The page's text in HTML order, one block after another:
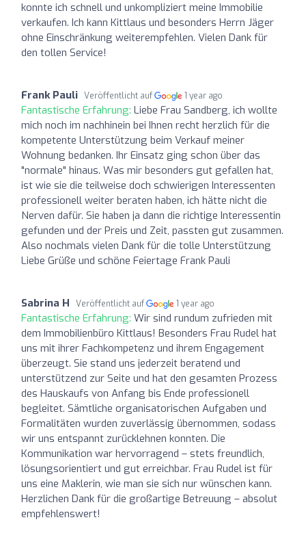
konnte ich schnell und unkompliziert meine Immobilie
verkaufen. Ich kann Kittlaus und besonders Herrn Jäger
ohne Einschränkung weiterempfehlen. Vielen Dank für
den tollen Service!
Frank Pauli Veröffentlicht auf 1 year ago
Fantastische Erfahrung: Liebe Frau Sandberg, ich wollte
mich noch im nachhinein bei Ihnen recht herzlich für die
kompetente Unterstützung beim Verkauf meiner
Wohnung bedanken. Ihr Einsatz ging schon über das
"normale" hinaus. Was mir besonders gut gefallen hat,
ist wie sie die teilweise doch schwierigen Interessenten
professionell weiter beraten haben, ich hätte nicht die
Nerven dafür. Sie haben ja dann die richtige Interessentin
gefunden und der Preis und Zeit, passten gut zusammen.
Also nochmals vielen Dank für die tolle Unterstützung
Liebe Grüße und schöne Feiertage Frank Pauli
Sabrina H Veröffentlicht auf 1 year ago
Fantastische Erfahrung: Wir sind rundum zufrieden mit
dem Immobilienbüro Kittlaus! Besonders Frau Rudel hat
uns mit ihrer Fachkompetenz und ihrem Engagement
überzeugt. Sie stand uns jederzeit beratend und
unterstützend zur Seite und hat den gesamten Prozess
des Hauskaufs von Anfang bis Ende professionell
begleitet. Sämtliche organisatorischen Aufgaben und
Formalitäten wurden zuverlässig übernommen, sodass
wir uns entspannt zurücklehnen konnten. Die
Kommunikation war hervorragend – stets freundlich,
lösungsorientiert und gut erreichbar. Frau Rudel ist für
uns eine Maklerin, wie man sie sich nur wünschen kann.
Herzlichen Dank für die großartige Betreuung – absolut
empfehlenswert!